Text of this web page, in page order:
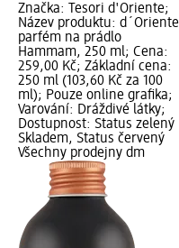
Značka: Tesori d'Oriente;
Název produktu: d´Oriente
parfém na prádlo
Hammam, 250 ml; Cena:
259,00 Kč; Základní cena:
250 ml (103,60 Kč za 100
ml); Pouze online grafika;
Varování: Dráždivé látky;
Dostupnost: Status zelený
Skladem, Status červený
Všechny prodejny dm